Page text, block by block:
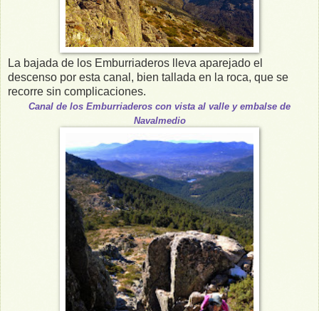
La bajada de los Emburriaderos lleva aparejado el
descenso por esta canal, bien tallada en la roca, que se
recorre sin complicaciones.
Canal de los Emburriaderos con vista al valle y embalse de
Navalmedio